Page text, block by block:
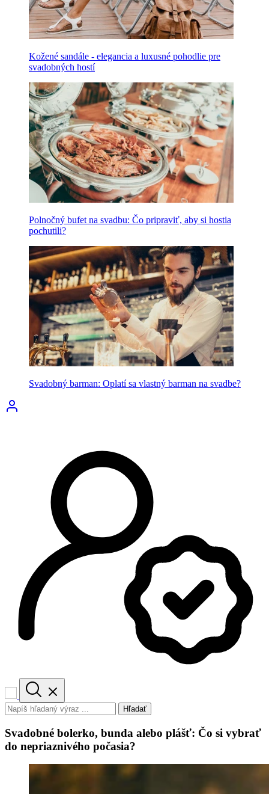
Kožené sandále - elegancia a luxusné pohodlie pre
svadobných hostí
Polnočný bufet na svadbu: Čo pripraviť, aby si hostia
pochutili?
Svadobný barman: Oplatí sa vlastný barman na svadbe?
Hľadať
Svadobné bolerko, bunda alebo plášť: Čo si vybrať
do nepriaznivého počasia?